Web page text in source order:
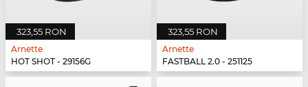
323,55 RON
Arnette
HOT SHOT - 29156G
323,55 RON
Arnette
FASTBALL 2.0 - 251125